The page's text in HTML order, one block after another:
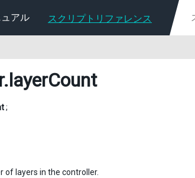
アル スクリプトリファレンス
.layerCount
;
of layers in the controller.